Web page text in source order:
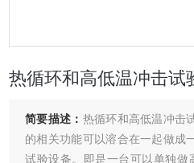
热循环和高低温冲击试
简要描述： 热循环和高低温冲击
的相关功能可以溶合在一起做成
试验设备。即是一台可以单独做